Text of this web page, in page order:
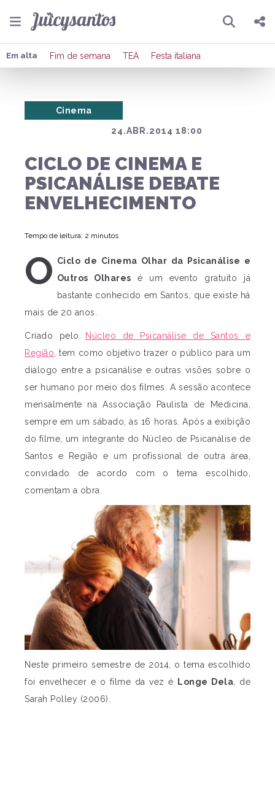
Pesquisar
Compartilhar
Publicar no X
Em alta Fim de semana TEA Festa italiana
24.ABR.2014 18:00
Cinema
CICLO DE CINEMA E
PSICANÁLISE DEBATE
ENVELHECIMENTO
Tempo de leitura: 2 minutos
O Ciclo de Cinema Olhar da Psicanálise e
Outros Olhares é um evento gratuito já
bastante conhecido em Santos, que existe há
mais de 20 anos.
Criado pelo
Núcleo de Psicanálise de Santos e
Região , tem como objetivo trazer o público para um
diálogo entre a psicanálise e outras visões sobre o
ser humano por meio dos filmes. A sessão acontece
mensalmente na Associação Paulista de Medicina,
sempre em um sábado, às 16 horas. Após a exibição
do filme, um integrante do Núcleo de Psicanálise de
Santos e Região e um profissional de outra área,
convidado de acordo com o tema escolhido,
comentam a obra.
Neste primeiro semestre de 2014, o tema escolhido
foi envelhecer e o filme da vez é
Longe Dela , de
Sarah Polley (2006).